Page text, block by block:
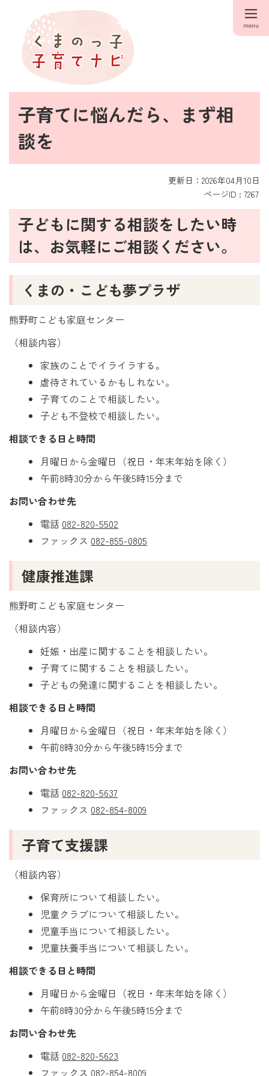
menu
子育てに悩んだら、まず相
談を
更新日：2026年04月10日
ページID :7267
子どもに関する相談をしたい時
は、お気軽にご相談ください。
くまの・こども夢プラザ
熊野町こども家庭センター
（相談内容）
家族のことでイライラする。
虐待されているかもしれない。
子育てのことで相談したい。
子ども不登校で相談したい。
相談できる日と時間
月曜日から金曜日（祝日・年末年始を除く）
午前8時30分から午後5時15分まで
お問い合わせ先
電話 082-820-5502
ファックス 082-855-0805
健康推進課
熊野町こども家庭センター
（相談内容）
妊娠・出産に関することを相談したい。
子育てに関することを相談したい。
子どもの発達に関することを相談したい。
相談できる日と時間
月曜日から金曜日（祝日・年末年始を除く）
午前8時30分から午後5時15分まで
お問い合わせ先
電話 082-820-5637
ファックス 082-854-8009
子育て支援課
（相談内容）
保育所について相談したい。
児童クラブについて相談したい。
児童手当について相談したい。
児童扶養手当について相談したい。
相談できる日と時間
月曜日から金曜日（祝日・年末年始を除く）
午前8時30分から午後5時15分まで
お問い合わせ先
電話 082-820-5623
ファックス 082-854-8009